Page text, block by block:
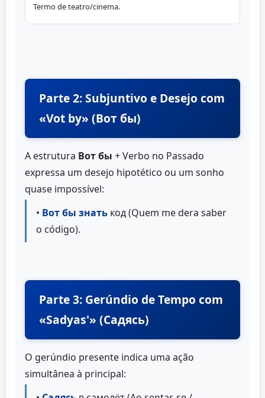
Termo de teatro/cinema.
Parte 2: Subjuntivo e Desejo com
«Vot by» (Вот бы)
A estrutura Вот бы + Verbo no Passado
expressa um desejo hipotético ou um sonho
quase impossível:
• Вот бы знать код (Quem me dera saber
o código).
Parte 3: Gerúndio de Tempo com
«Sadyas'» (Садясь)
O gerúndio presente indica uma ação
simultânea à principal: